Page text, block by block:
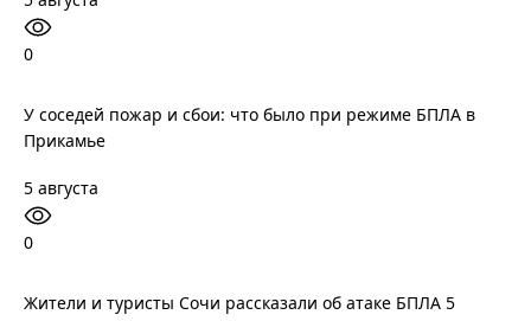
0
У соседей пожар и сбои: что было при режиме БПЛА в
Прикамье
5 августа
0
Жители и туристы Сочи рассказали об атаке БПЛА 5